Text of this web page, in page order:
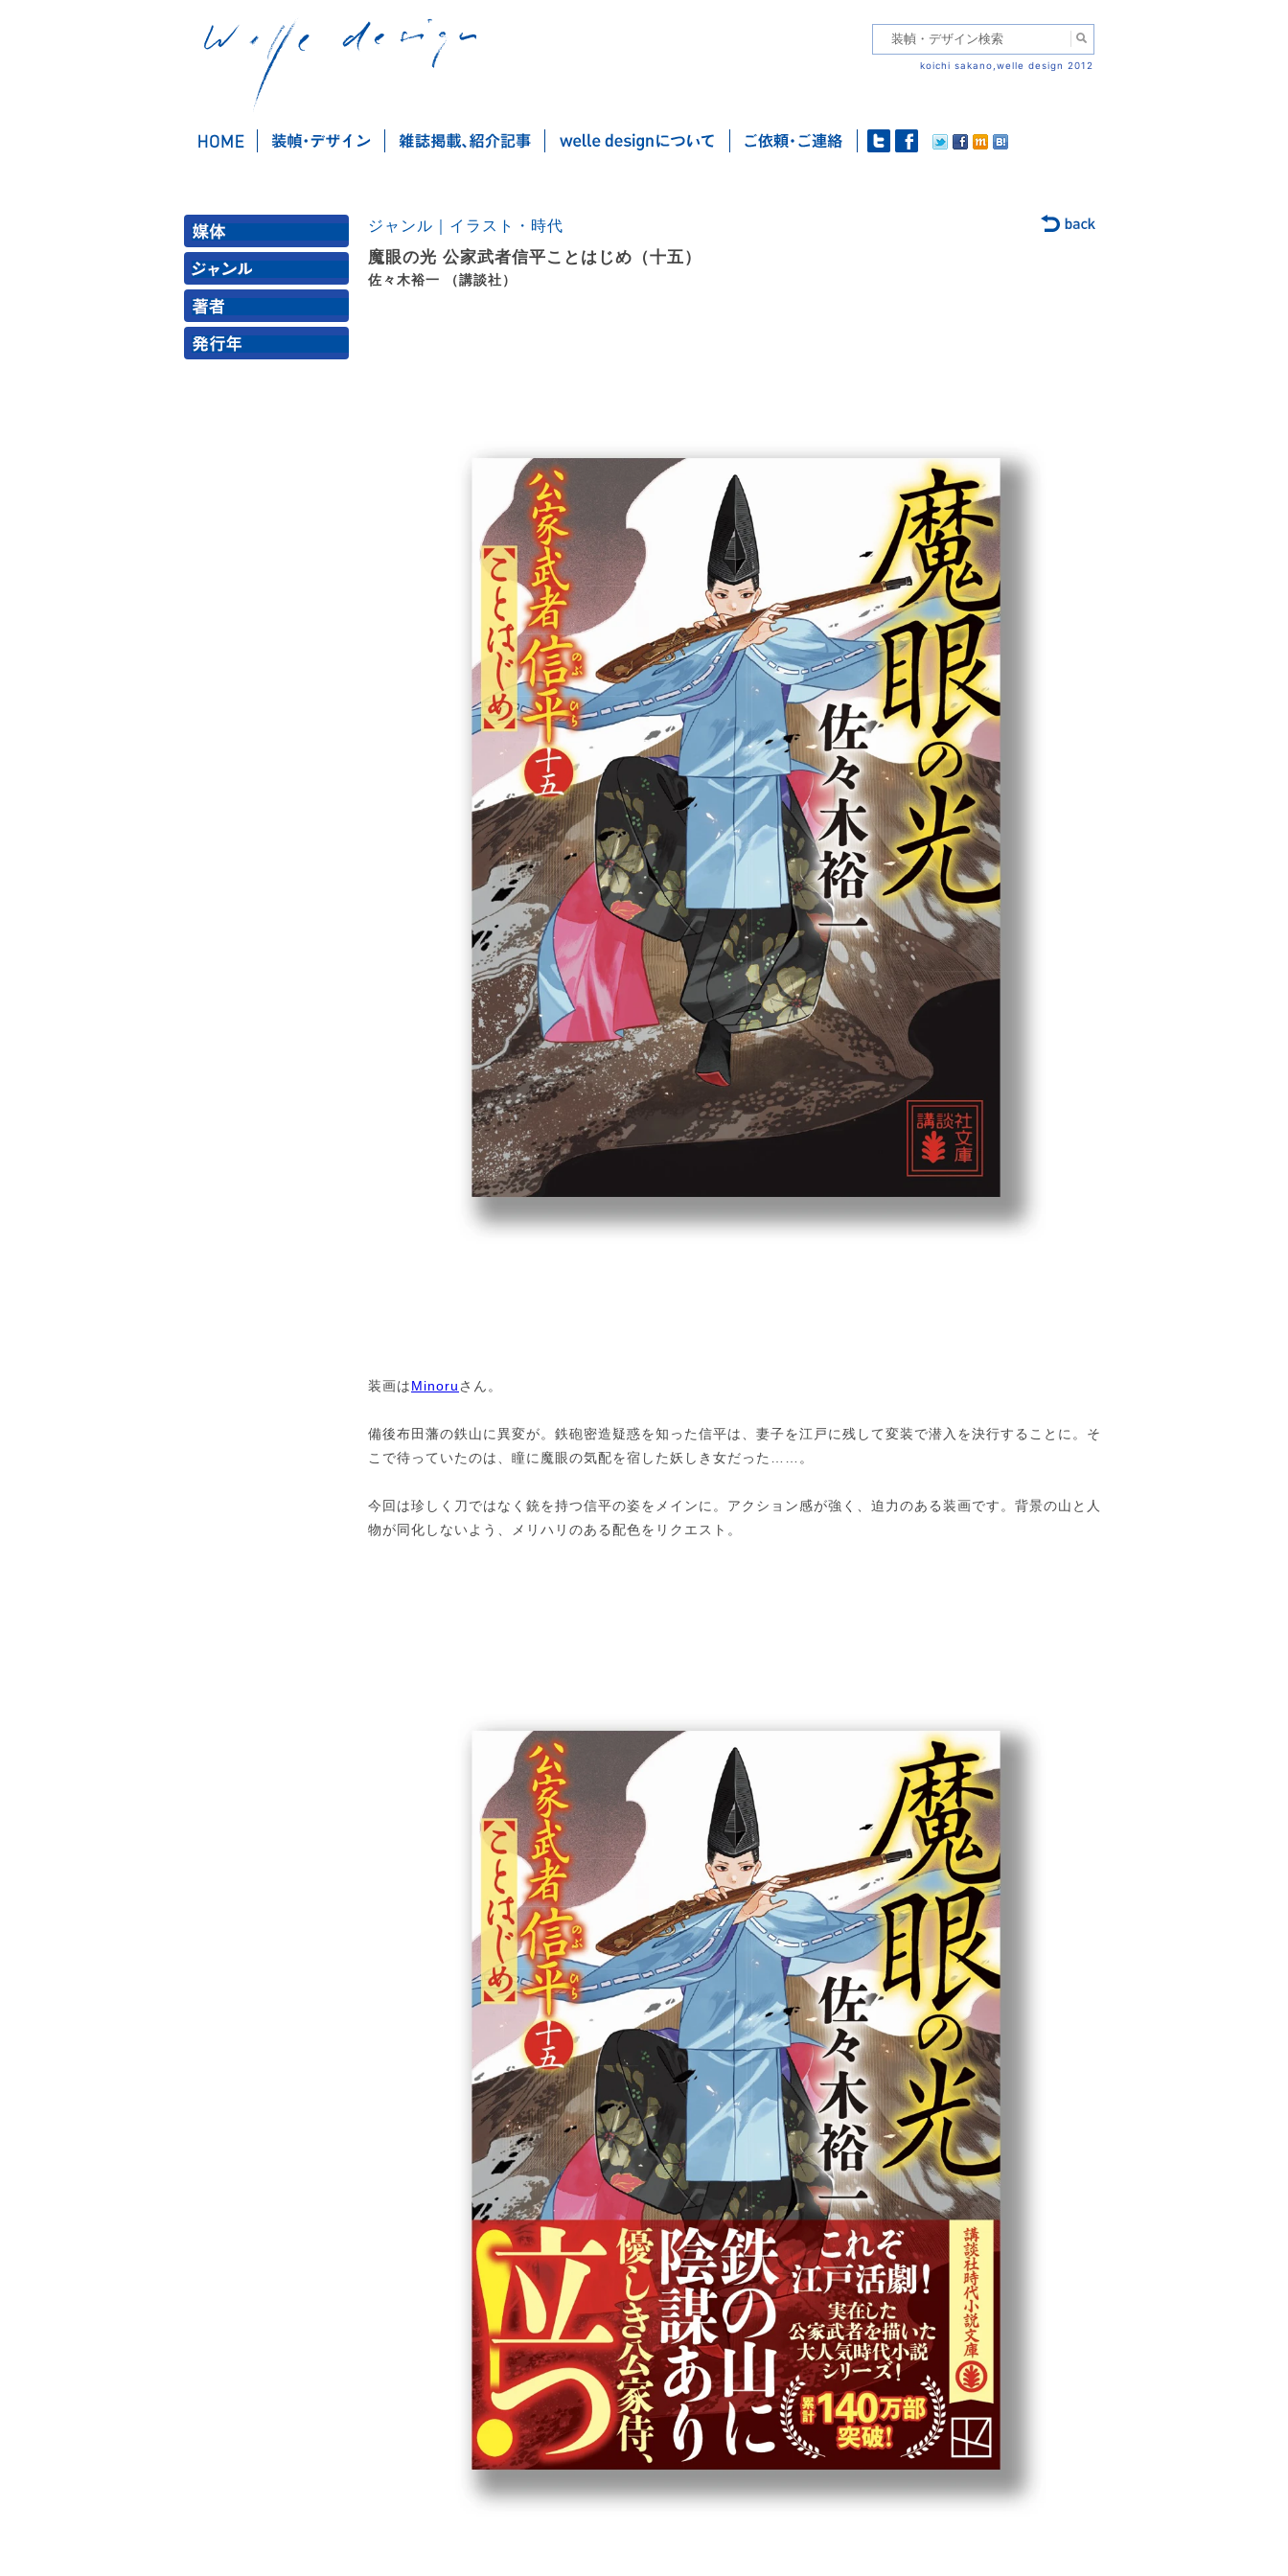
koichi sakano,welle design 2012
ジャンル｜イラスト・時代
魔眼の光 公家武者信平ことはじめ（十五）
佐々木裕一 （講談社）
装画はMinoru さん。
備後布田藩の鉄山に異変が。鉄砲密造疑惑を知った信平は、妻子を江戸に残して変装で潜入を決行することに。そ
こで待っていたのは、瞳に魔眼の気配を宿した妖しき女だった……。
今回は珍しく刀ではなく銃を持つ信平の姿をメインに。アクション感が強く、迫力のある装画です。背景の山と人
物が同化しないよう、メリハリのある配色をリクエスト。